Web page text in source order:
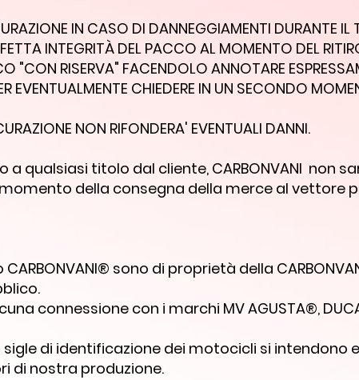
IN CASO DI DANNEGGIAMENTI DURANTE IL
INTEGRITÀ DEL PACCO AL MOMENTO DEL
"CON RISERVA" FACENDOLO ANNOTARE
CHIEDERE IN UN SECONDO
NON RIFONDERA' EVENTUALI DANNI.
qualsiasi titolo dal cliente, CARBONVANI non
della consegna della merce al vettore
sono di proprietà della
connessione con i marchi MV AGUSTA®,
di identificazione dei motocicli si intendono
di nostra produzione.